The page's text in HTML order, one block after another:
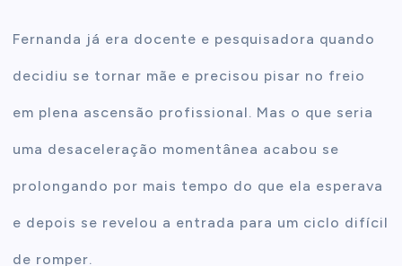
Fernanda já era docente e pesquisadora quando
decidiu se tornar mãe e precisou pisar no freio
em plena ascensão profissional. Mas o que seria
uma desaceleração momentânea acabou se
prolongando por mais tempo do que ela esperava
e depois se revelou a entrada para um ciclo difícil
de romper.